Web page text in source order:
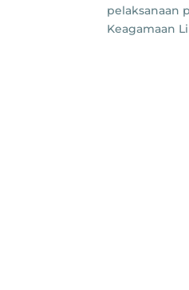
pelaksanaan
Keagamaan